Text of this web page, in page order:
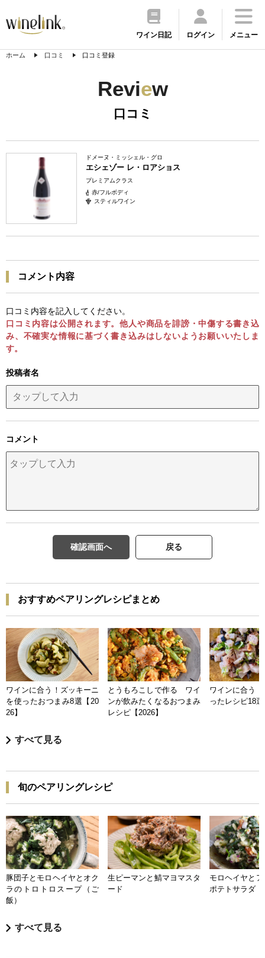
ワイン日記 ログイン メニュー
ホーム 口コミ 口コミ登録
Review
口コミ
ドメーヌ・ミッシェル・グロ
エシェゾー レ・ロアショス
プレミアムクラス
赤/フルボディ
スティルワイン
コメント内容
口コミ内容を記入してください。
口コミ内容は公開されます。他人や商品を誹謗・中傷する書き込
み、不確実な情報に基づく書き込みはしないようお願いいたしま
す。
投稿者名
コメント
確認画面へ 戻る
おすすめペアリングレシピまとめ
ワインに合う！ズッキーニ
を使ったおつまみ8選【20
26】
とうもろこしで作る ワイ
ンが飲みたくなるおつまみ
レシピ【2026】
ワインに合う
ったレシピ18
すべて見る
旬のペアリングレシピ
豚団子とモロヘイヤとオク
ラのトロトロスープ（ご
飯）
生ピーマンと鯖マヨマスタ
ード
モロヘイヤと
ポテトサラダ
すべて見る